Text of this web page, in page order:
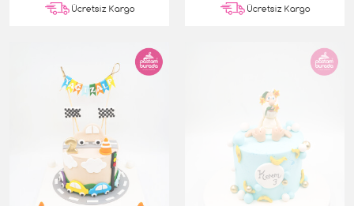
Ücretsiz Kargo Ücretsiz Kargo